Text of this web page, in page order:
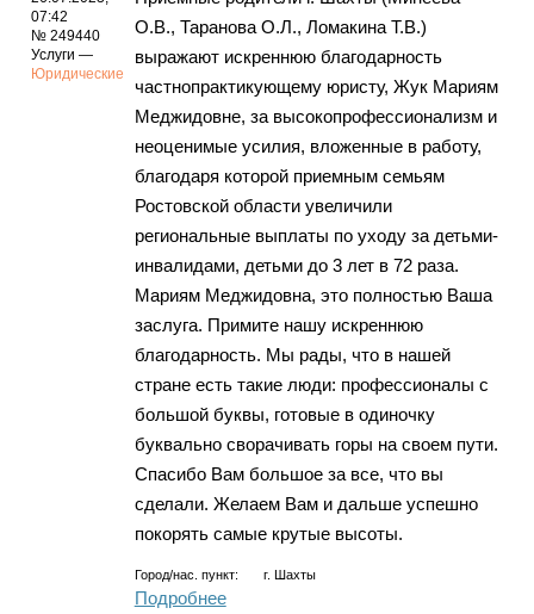
07:42
№ 249440
Услуги —
Юридические
О.В., Таранова О.Л., Ломакина Т.В.)
выражают искреннюю благодарность
частнопрактикующему юристу, Жук Мариям
Меджидовне, за высокопрофессионализм и
неоценимые усилия, вложенные в работу,
благодаря которой приемным семьям
Ростовской области увеличили
региональные выплаты по уходу за детьми-
инвалидами, детьми до 3 лет в 72 раза.
Мариям Меджидовна, это полностью Ваша
заслуга. Примите нашу искреннюю
благодарность. Мы рады, что в нашей
стране есть такие люди: профессионалы с
большой буквы, готовые в одиночку
буквально сворачивать горы на своем пути.
Спасибо Вам большое за все, что вы
сделали. Желаем Вам и дальше успешно
покорять самые крутые высоты.
Город/нас. пункт: г. Шахты
Подробнее